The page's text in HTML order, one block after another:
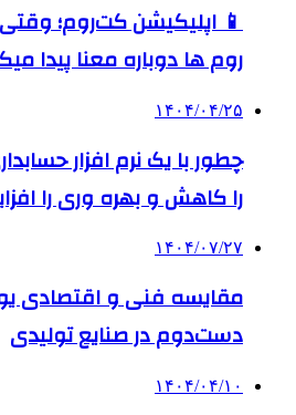
📱 اپلیکیشن کت‌روم؛
روم ها دوباره معنا پیدا
۱۴۰۴/۰۴/۲۵
چطور با یک نرم افزار
را کاهش و بهره وری را
۱۴۰۴/۰۷/۲۷
مقایسه فنی و اقتصادی
دست‌دوم در صنایع تولیدی
۱۴۰۴/۰۴/۱۰